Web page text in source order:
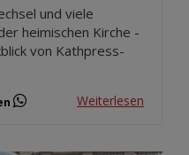
und viele
heimischen Kirche -
von Kathpress-
Weiterlesen